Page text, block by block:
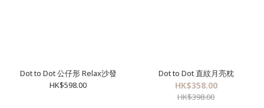
Dot to Dot 公仔形 Relax沙發
HK$598.00
Dot to Dot 直紋月亮枕
HK$358.00
HK$398.00